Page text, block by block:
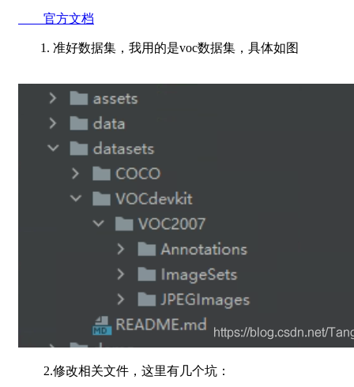
官方文档
1. 准好数据集，我用的是voc数据集，具体如图
2.修改相关文件，这里有几个坑：